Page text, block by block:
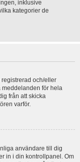
inklusive
kategorier de
och/eller
för hela
från att skicka
varför.
användare till dig
in i din kontrollpanel. Om